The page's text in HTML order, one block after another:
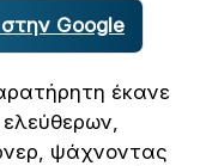
Google
έκανε
ελεύθερων,
ψάχνοντας